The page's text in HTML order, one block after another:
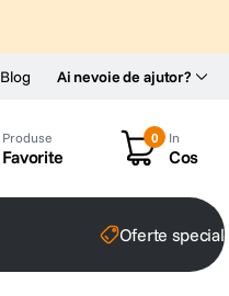
Ai nevoie de ajutor?
Blog
Produse
Favorite
0 In
Cos
Oferte